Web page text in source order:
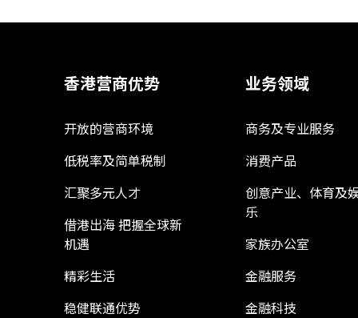
香港营商优势
开放的营商环境
低税率及简单税制
汇聚多元人才
借港出海 把握全球新
机遇
精彩生活
稳健联通优势
业务领域
商务及专业服务
消费产品
创意产业、体育及
乐
家族办公室
金融服务
金融科技